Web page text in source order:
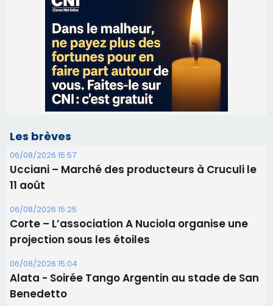
Les brèves
06/08/2026 15:57
Ucciani – Marché des producteurs à Cruculi le
06/08/2026 15:25
Corte – L’association A Nuciola organise une
06/08/2026 15:04
Alata - Soirée Tango Argentin au stade de San
Benedetto
05/08/2026 09:53
Biguglia : messe de la Sainte-Marie et
procession le 14 août
31/07/2026 08:24
Tennis - Début ce week-end du tournoi du
RCPV